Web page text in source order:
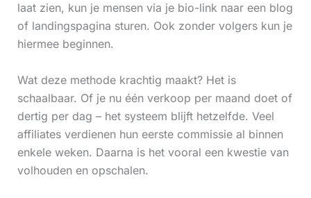
laat zien, kun je mensen via je bio-link naar een blog
of landingspagina sturen. Ook zonder volgers kun je
hiermee beginnen.
Wat deze methode krachtig maakt? Het is
schaalbaar. Of je nu één verkoop per maand doet of
dertig per dag – het systeem blijft hetzelfde. Veel
affiliates verdienen hun eerste commissie al binnen
enkele weken. Daarna is het vooral een kwestie van
volhouden en opschalen.